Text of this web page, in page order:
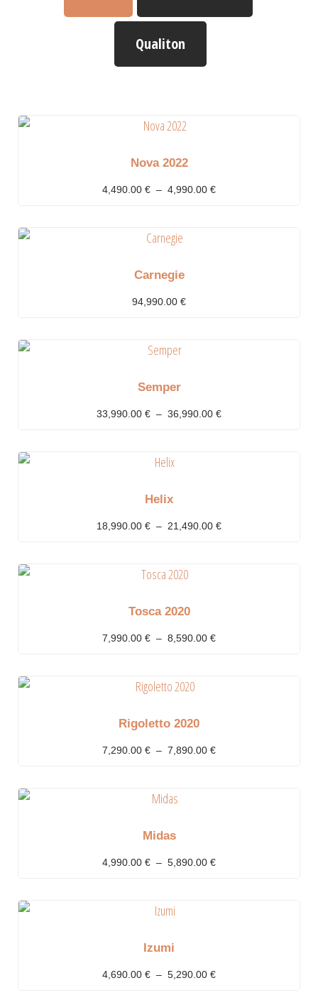
Qualiton
Nova 2022
4,490.00 € – 4,990.00 €
Carnegie
94,990.00 €
Semper
33,990.00 € – 36,990.00 €
Helix
18,990.00 € – 21,490.00 €
Tosca 2020
7,990.00 € – 8,590.00 €
Rigoletto 2020
7,290.00 € – 7,890.00 €
Midas
4,990.00 € – 5,890.00 €
Izumi
4,690.00 € – 5,290.00 €